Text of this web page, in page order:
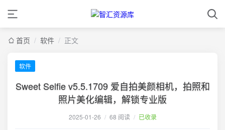
首页 / 软件 / 正文
软件
Sweet Selfie v5.5.1709 爱自拍美颜相机，拍照和
照片美化编辑，解锁专业版
2025-01-26 / 68 阅读 / 已收录